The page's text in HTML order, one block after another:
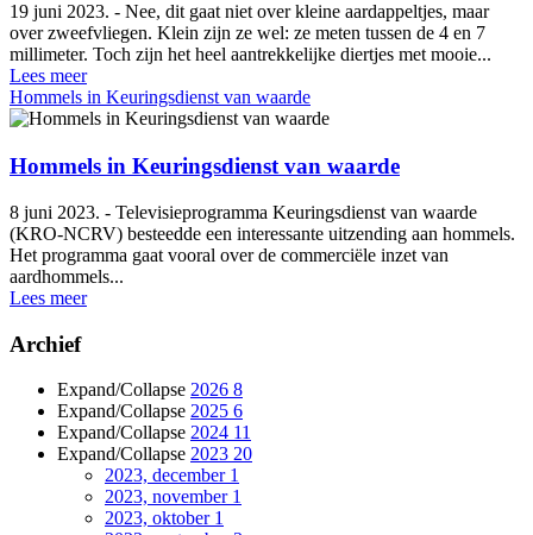
19 juni 2023. - Nee, dit gaat niet over kleine aardappeltjes, maar
over zweefvliegen. Klein zijn ze wel: ze meten tussen de 4 en 7
millimeter. Toch zijn het heel aantrekkelijke diertjes met mooie...
Lees meer
Hommels in Keuringsdienst van waarde
Hommels in Keuringsdienst van waarde
8 juni 2023. - Televisieprogramma Keuringsdienst van waarde
(KRO-NCRV) besteedde een interessante uitzending aan hommels.
Het programma gaat vooral over de commerciële inzet van
aardhommels...
Lees meer
Archief
Expand/Collapse 2026 8
Expand/Collapse 2025 6
Expand/Collapse 2024 11
Expand/Collapse 2023 20
2023, december 1
2023, november 1
2023, oktober 1